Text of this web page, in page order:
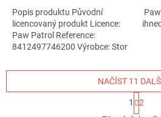
Popis produktu Původní
licencovaný produkt Licence:
Paw Patrol Reference:
8412497746200 Výrobce: Stor
O
NAČÍST 11
S
t
1
2